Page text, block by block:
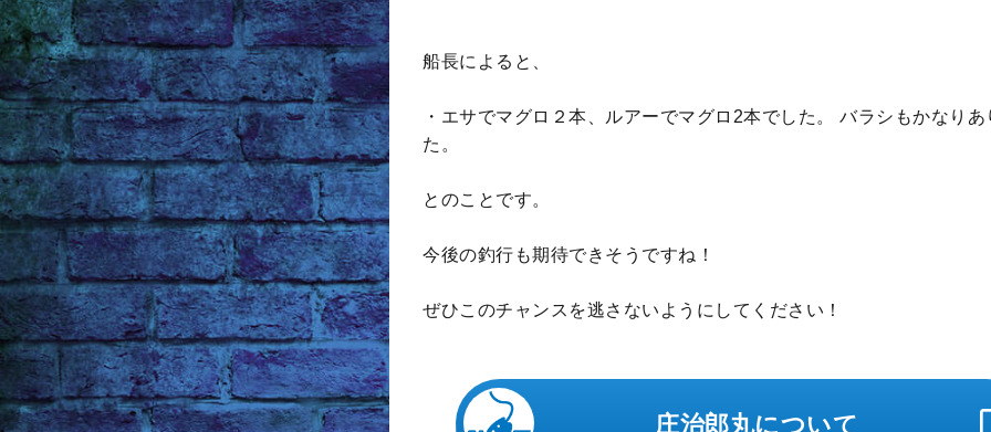
船長によると、
・エサでマグロ２本、ルアーでマグロ2本でした。 バラシもかなりあ
た。
とのことです。
今後の釣行も期待できそうですね！
ぜひこのチャンスを逃さないようにしてください！
庄治郎丸について